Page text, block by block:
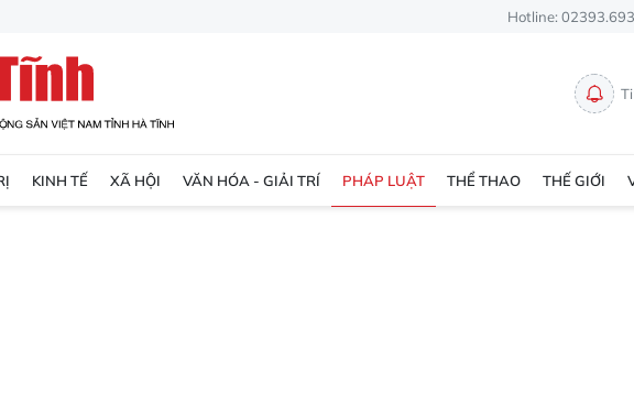
Hotline:
KINH TẾ XÃ HỘI VĂN HÓA - GIẢI TRÍ PHÁP LUẬT THỂ THAO THẾ GIỚI